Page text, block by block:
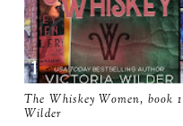
The Whiskey Women, book
Wilder